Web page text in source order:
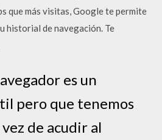
que más visitas, Google te permite
historial de navegación. Te
es un
pero que tenemos
de acudir al